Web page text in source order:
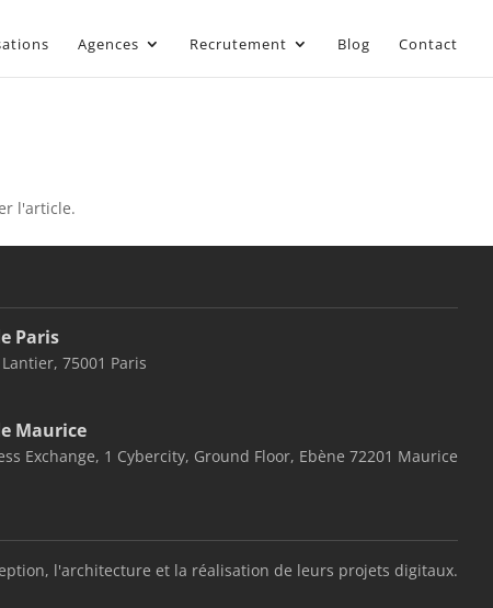
Agences Recrutement Blog Contact
l'article.
Paris
75001 Paris
Maurice
Exchange, 1 Cybercity, Ground Floor, Ebène 72201 Maurice
l'architecture et la réalisation de leurs projets digitaux.